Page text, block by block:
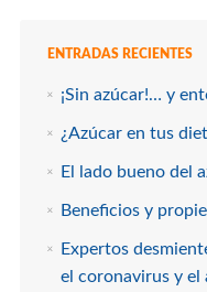
ENTRADAS RECIENTES
¡Sin azúcar!… y
¿Azúcar en tus
El lado bueno del
Beneficios y
Expertos
el coronavirus y el